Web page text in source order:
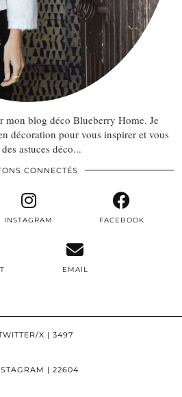
mon blog déco Blueberry Home. Je
décoration pour vous inspirer et vous
astuces déco...
CONNECTÉS
INSTAGRAM FACEBOOK
EMAIL
X | 3497
| 22604